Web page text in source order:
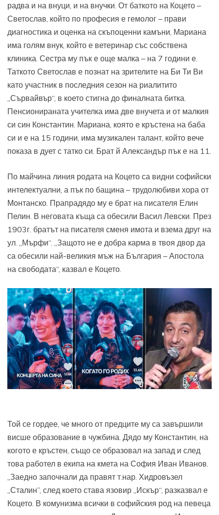
радва и на внуци, и на внучки. От баткото на Коцето –
Светослав, който по професия е гемолог – прави
диагностика и оценка на скъпоценни камъни, Мариана
има голям внук, който е ветеринар със собствена
клиника. Сестра му пък е още малка – на 7 години е.
Таткото Светослав е познат на зрителите на Би Ти Ви
като участник в последния сезон на риалитито
„Сървайвър“, в което стигна до финалната битка.
Пенсионираната учителка има две внучета и от малкия
си син Константин. Мариана, която е кръстена на баба
си и е на 15 години, има музикален талант, който вече
показа в дует с татко си. Брат й Александър пък е на 11.
По майчина линия родата на Коцето са видни софийски
интелектуални, а пък по бащина – трудолюбиви хора от
Монтанско. Прапрадядо му е брат на писателя Елин
Пелин. В неговата къща са обесили Васил Левски. През
1903г. братът на писателя сменя имота и взема друг на
ул. „Мърфи“. „Защото не е добра карма в твоя двор да
са обесили най-великия мъж на България – Апостола
на свободата“, казвал е Коцето.
Той се гордее, че много от предците му са завършили
висше образование в чужбина. Дядо му Константин, на
когото е кръстен, също се образовал на запад и след
това работел в екипа на кмета на София Иван Иванов.
„Заедно започнали да правят т.нар. Хидровъзел
„Сталин”, след което става язовир „Искър“, разказвал е
Коцето. В комунизма всички в софийския род на певеца